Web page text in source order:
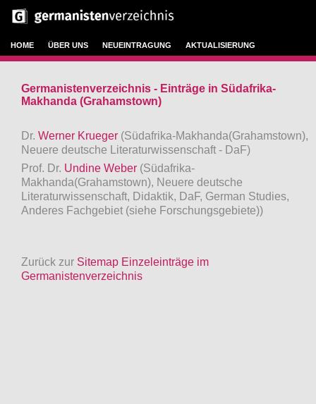
HOME ÜBER UNS NEUEINTRAGUNG AKTUALISIERUNG
Germanistenverzeichnis - Einträge in Südafrika-
Makhanda (Grahamstown)
Dr. Werner Krueger (Südafrika-Makhanda(Grahamstown),
Neuere deutsche Literaturwissenschaft - DaF)
Prof. Dr. Undine Weber (Südafrika-
Makhanda(Grahamstown), Neuere deutsche
Literaturwissenschaft, Didaktik, DaF, German Studies,
Anderes Fachgebiet (siehe Forschungsgebiete))
Zurück zur Sitemap Einzeleinträge im
Germanistenverzeichnis